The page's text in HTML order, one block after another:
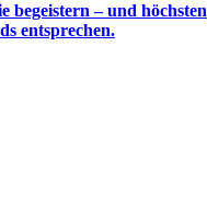
begeistern – und höchsten
entsprechen.